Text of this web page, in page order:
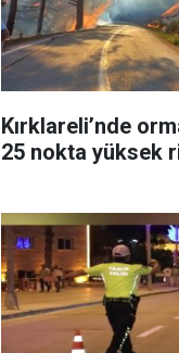
Kırklareli’nde
25 nokta yüksek